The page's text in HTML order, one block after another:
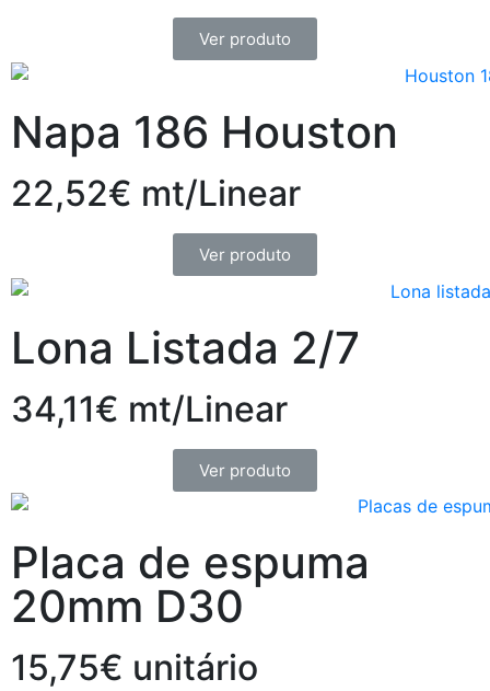
Ver produto
Napa 186 Houston
22,52€ mt/Linear
Ver produto
Lona Listada 2/7
34,11€ mt/Linear
Ver produto
Placa de espuma
20mm D30
15,75€ unitário